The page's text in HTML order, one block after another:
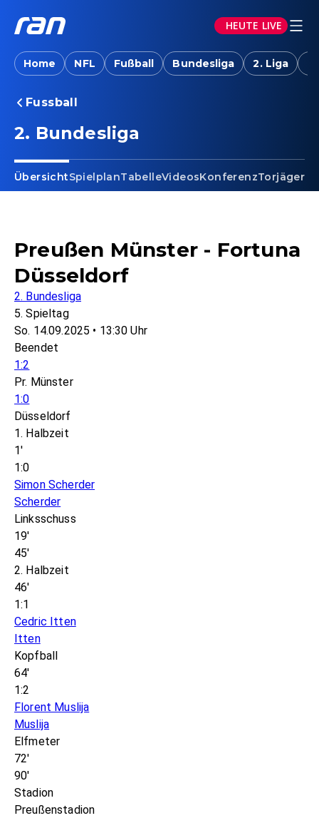
HEUTE LIVE
Home NFL Fußball Bundesliga 2. Liga
Fussball
2. Bundesliga
ÜbersichtSpielplanTabelleVideosKonferenzTorjäger
Preußen Münster - Fortuna
Düsseldorf
2. Bundesliga
5. Spieltag
So. 14.09.2025 • 13:30 Uhr
Beendet
1:2
Pr. Münster
1:0
Düsseldorf
1. Halbzeit
1'
1:0
Simon Scherder
Scherder
Linksschuss
19'
45'
2. Halbzeit
46'
1:1
Cedric Itten
Itten
Kopfball
64'
1:2
Florent Muslija
Muslija
Elfmeter
72'
90'
Stadion
Preußenstadion